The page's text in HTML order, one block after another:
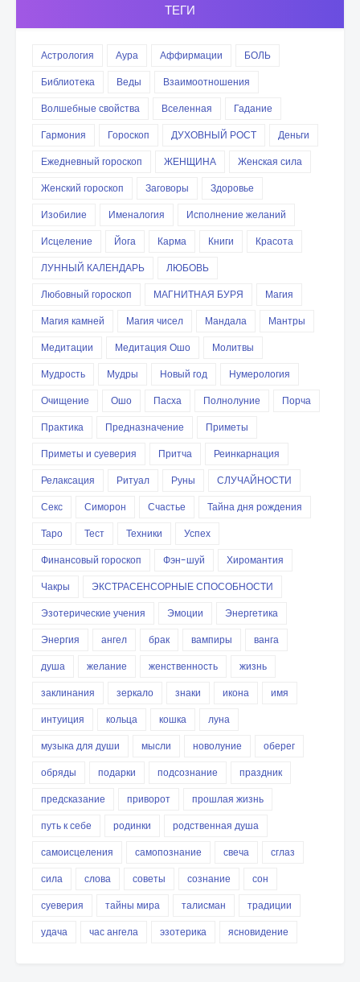
ТЕГИ
Астрология Аура Аффирмации
БОЛЬ
Библиотека
Веды
Взаимоотношения
Волшебные свойства
Вселенная
Гадание
Гармония
Гороскоп ДУХОВНЫЙ РОСТ
Деньги
Ежедневный гороскоп
ЖЕНЩИНА
Женская сила
Женский гороскоп
Заговоры
Здоровье
Изобилие
Именалогия
Исполнение желаний
Исцеление
Йога Карма Книги
Красота
ЛУННЫЙ КАЛЕНДАРЬ
ЛЮБОВЬ
Любовный гороскоп
МАГНИТНАЯ БУРЯ
Магия
Магия камней
Магия чисел Мандала
Мантры
Медитации
Медитация Ошо
Молитвы
Мудрость
Мудры Новый год
Нумерология
Очищение
Ошо Пасха Полнолуние
Порча
Практика
Предназначение
Приметы
Приметы и суеверия
Притча
Реинкарнация
Релаксация
Ритуал Руны
СЛУЧАЙНОСТИ
Секс
Симорон Счастье
Тайна дня рождения
Таро
Тест Техники
Успех
Финансовый гороскоп
Фэн-шуй
Хиромантия
Чакры
ЭКСТРАСЕНСОРНЫЕ СПОСОБНОСТИ
Эзотерические учения
Эмоции
Энергетика
Энергия
ангел брак вампиры
ванга
душа
желание женственность
жизнь
заклинания
зеркало знаки икона
имя
интуиция
кольца кошка
луна
музыка для души
мысли новолуние
оберег
обряды
подарки подсознание
праздник
предсказание
приворот
прошлая жизнь
путь к себе
родинки
родственная душа
самоисцеления
самопознание свеча
сглаз
сила
слова советы сознание
сон
суеверия
тайны мира талисман
традиции
удача
час ангела эзотерика ясновидение